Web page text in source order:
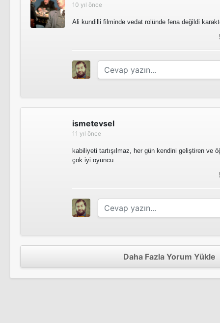
10 yıl önce
Ali kundilli filminde vedat rolünde fena değildi
ismetevsel
11 yıl önce
kabiliyeti tartışılmaz, her gün kendini geliştiren ve
çok iyi oyuncu...
Daha Fazla Yorum Yükle